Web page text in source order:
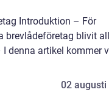
Introduktion – För
brevlådeföretag blivit
denna artikel kommer
02 augusti